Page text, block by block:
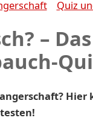
Quiz
–
Hier
testen!